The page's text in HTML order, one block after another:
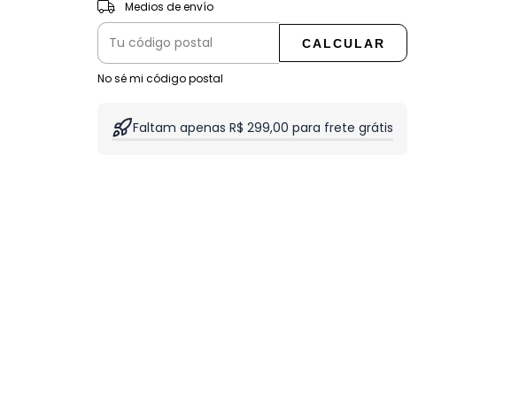
Entregas para el CP:
Medios de envío
CALCULAR
No sé mi código postal
Faltam apenas R$ 299,00 para frete grátis